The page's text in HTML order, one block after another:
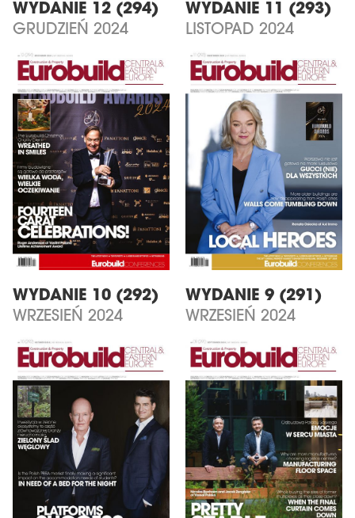
WYDANIE 12 (294)
GRUDZIEŃ 2024
WYDANIE 11 (293)
LISTOPAD 2024
WYDANIE 10 (292)
WRZESIEŃ 2024
WYDANIE 9 (291)
WRZESIEŃ 2024